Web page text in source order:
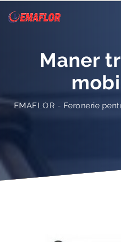
Maner
EMAFLOR - Feronerie